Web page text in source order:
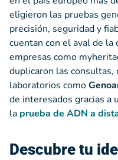
eligieron las pruebas
precisión, seguridad y
cuentan con el aval de la
empresas como
duplicaron las
laboratorios como
de interesados gracias a
la prueba de ADN a
Descubre tu